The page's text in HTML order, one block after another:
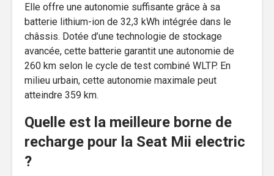
Elle offre une autonomie suffisante grâce à sa
batterie lithium-ion de 32,3 kWh intégrée dans le
châssis. Dotée d’une technologie de stockage
avancée, cette batterie garantit une autonomie de
260 km selon le cycle de test combiné WLTP. En
milieu urbain, cette autonomie maximale peut
atteindre 359 km.
Quelle est la meilleure borne de
recharge pour la Seat Mii electric
?